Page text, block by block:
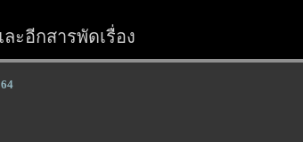
ละอีกสารพัดเรื่อง